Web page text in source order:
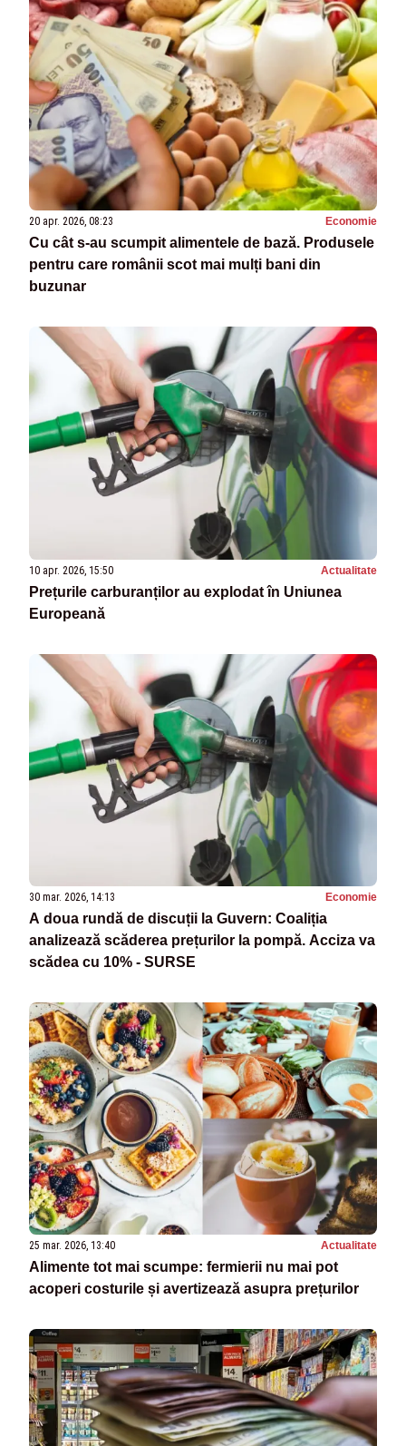
20 apr. 2026, 08:23 Economie
Cu cât s-au scumpit alimentele de bază. Produsele
pentru care românii scot mai mulți bani din
buzunar
10 apr. 2026, 15:50 Actualitate
Prețurile carburanților au explodat în Uniunea
Europeană
30 mar. 2026, 14:13 Economie
A doua rundă de discuții la Guvern: Coaliția
analizează scăderea prețurilor la pompă. Acciza va
scădea cu 10% - SURSE
25 mar. 2026, 13:40 Actualitate
Alimente tot mai scumpe: fermierii nu mai pot
acoperi costurile și avertizează asupra prețurilor